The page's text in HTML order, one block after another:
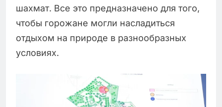
шахмат. Все это предназначено для того,
чтобы горожане могли насладиться
отдыхом на природе в разнообразных
условиях.